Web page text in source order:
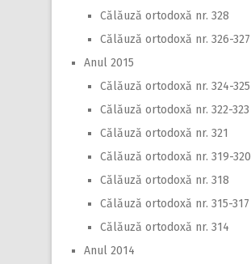
Călăuză ortodoxă nr. 328
Călăuză ortodoxă nr. 326-327
Anul 2015
Călăuză ortodoxă nr. 324-325
Călăuză ortodoxă nr. 322-323
Călăuză ortodoxă nr. 321
Călăuză ortodoxă nr. 319-320
Călăuză ortodoxă nr. 318
Călăuză ortodoxă nr. 315-317
Călăuză ortodoxă nr. 314
Anul 2014